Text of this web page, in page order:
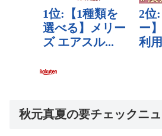
秋元真夏の要チェックニ